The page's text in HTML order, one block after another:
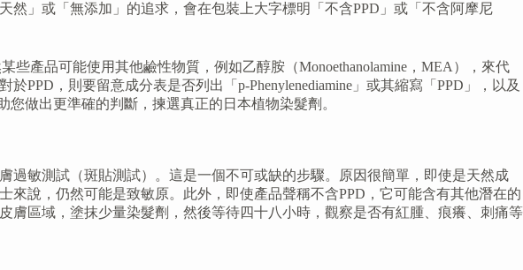
」或「無添加」的追求，會在包裝上大字標明「不含PPD」或「不含阿摩尼
些產品可能使用其他鹼性物質，例如乙醇胺（Monoethanolamine，MEA），來代
PPD，則要留意成分表是否列出「p-Phenylenediamine」或其縮寫「PPD」，以及
您做出更準確的判斷，揀選真正的日本植物染髮劑。
敏測試（斑貼測試）。這是一個不可或缺的步驟。原因很簡單，即使是天然成
說，仍然可能是致敏原。此外，即使產品聲稱不含PPD，它可能含有其他潛在的
區域，塗抹少量染髮劑，然後等待四十八小時，觀察是否有紅腫、痕癢、刺痛等